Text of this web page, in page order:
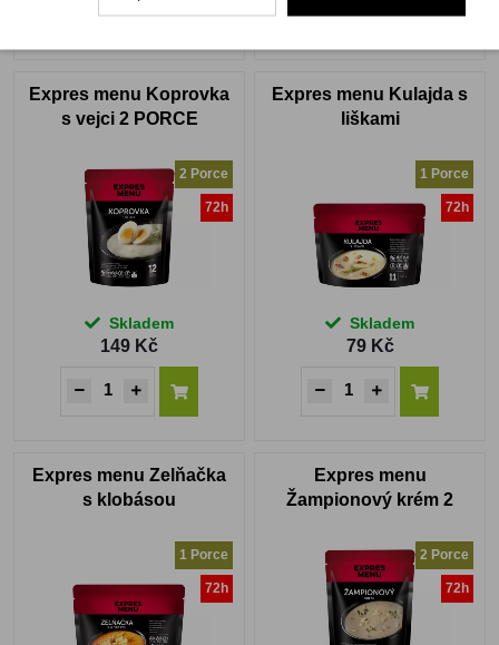
Expres menu Koprovka
s vejci 2 PORCE
2 Porce
72h
Skladem
149 Kč
Expres menu Kulajda s
liškami
1 Porce
72h
Skladem
79 Kč
Expres menu Zelňačka
s klobásou
1 Porce
72h
Expres menu
Žampionový krém 2
2 Porce
72h